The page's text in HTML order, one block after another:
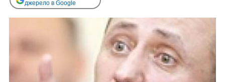
джерело в Google